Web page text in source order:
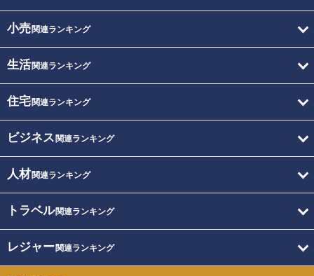
小売関連ランキング
生活関連ランキング
住宅関連ランキング
ビジネス 関連ランキング
人材関連ランキング
トラベル関連ランキング
レジャー関連ランキング